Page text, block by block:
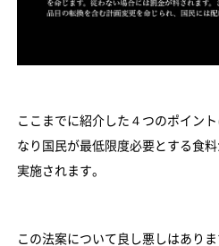
ここまでに紹介した４つのポイン
なり国民が最低限度必要とする食
実施されます。
この法案について良し悪しはあり